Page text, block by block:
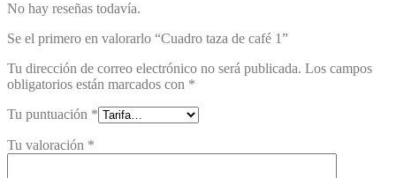
No hay reseñas todavía.
Se el primero en valorarlo “Cuadro taza de café 1”
Tu dirección de correo electrónico no será publicada. Los campos
obligatorios están marcados con *
Tu puntuación *
Tu valoración *